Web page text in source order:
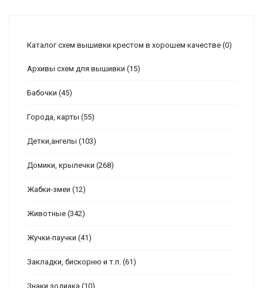
Каталог схем вышивки крестом в хорошем качестве (0)
Архивы схем для вышивки (15)
Бабочки (45)
Города, карты (55)
Детки,ангелы (103)
Домики, крылечки (268)
Жабки-змеи (12)
Животные (342)
Жучки-паучки (41)
Закладки, бискорню и т.п. (61)
Знаки зодиака (10)